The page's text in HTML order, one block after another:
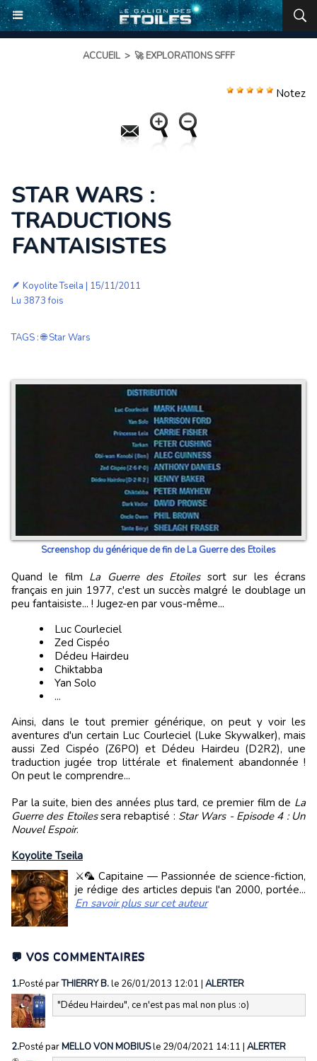
ACCUEIL > 🚀 EXPLORATIONS SFFF
Notez
STAR WARS :
TRADUCTIONS
FANTAISISTES
🪶 Koyolite Tseila | 15/11/2011
Lu 3873 fois
TAGS :🌐 Star Wars
Screenshop du générique de fin de La Guerre des Etoiles
Quand le film La Guerre des Etoilessort sur les écrans
français en juin 1977, c'est un succès malgré le doublage un
peu fantaisiste... ! Jugez-en par vous-même...
Luc Courleciel
Zed Cispéo
Dédeu Hairdeu
Chiktabba
Yan Solo
...
Ainsi, dans le tout premier générique, on peut y voir les
aventures d'un certain Luc Courleciel (Luke Skywalker), mais
aussi Zed Cispéo (Z6PO) et Dédeu Hairdeu (D2R2), une
traduction jugée trop littérale et finalement abandonnée !
On peut le comprendre...
Par la suite, bien des années plus tard, ce premier film de La
Guerre des Etoilessera rebaptisé : Star Wars - Episode 4 : Un
Nouvel Espoir.
Koyolite Tseila
⚔️🦜 Capitaine — Passionnée de science-fiction,
je rédige des articles depuis l'an 2000, portée...
En savoir plus sur cet auteur
💬 VOS COMMENTAIRES
1.Posté parTHIERRY B.le 26/01/2013 12:01 | ALERTER
"Dédeu Hairdeu", ce n'est pas mal non plus :o)
2.Posté parMELLO VON MOBIUSle 29/04/2021 14:11 | ALERTER